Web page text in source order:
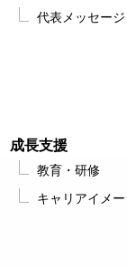
代表メッセージ
成長支援
教育・研修
キャリアイメー